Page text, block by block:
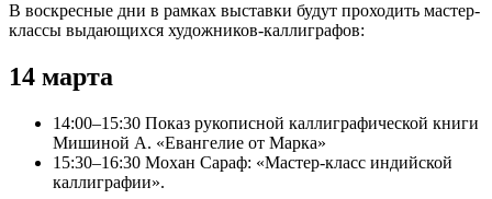
В воскресные дни в рамках выставки будут проходить мастер-
классы выдающихся художников-каллиграфов:
14 марта
14:00–15:30 Показ рукописной каллиграфической книги
Мишиной А. «Евангелие от Марка»
15:30–16:30 Мохан Сараф: «Мастер-класс индийской
каллиграфии».